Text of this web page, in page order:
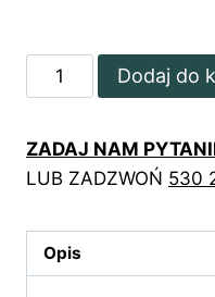
ilość
Pozłacane
z
czarnymi
Dodaj do
ZADAJ NAM
LUB ZADZWOŃ 530
Opis